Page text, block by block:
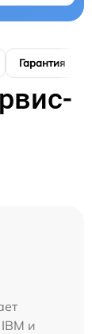
Гарантия
и